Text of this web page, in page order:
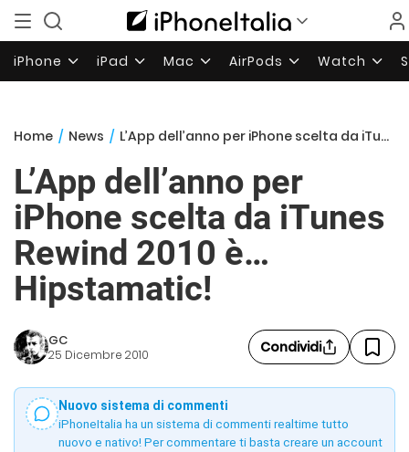
iPhone iPad Mac AirPods Watch
Home / News / L’App dell’anno per iPhone scelta da iTunes Rewind 2010 è… Hipstamatic!
L’App dell’anno per
iPhone scelta da iTunes
Rewind 2010 è…
Hipstamatic!
GC
25 Dicembre 2010 Condividi
Nuovo sistema di commenti
iPhoneItalia ha un sistema di commenti realtime tutto
nuovo e nativo! Per commentare ti basta creare un account